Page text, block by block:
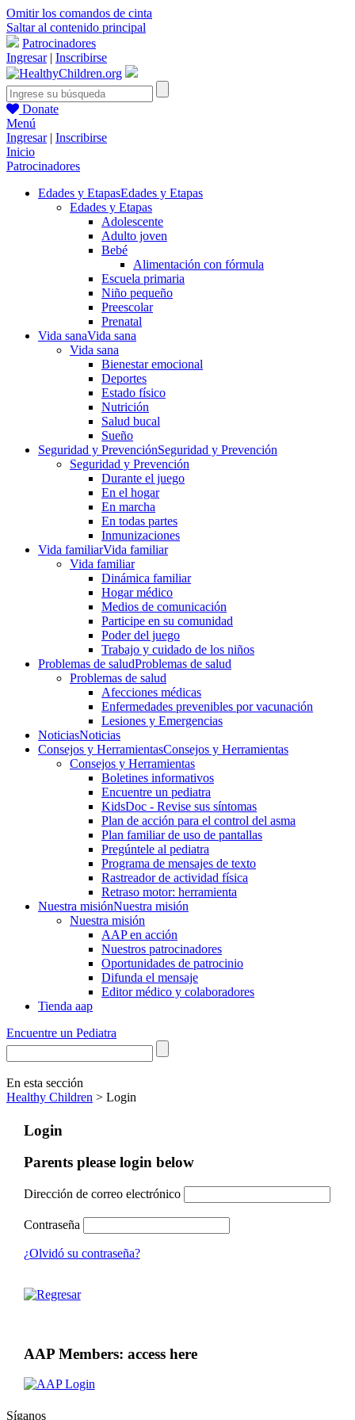
Omitir los comandos de cinta
Saltar al contenido principal
Patrocinadores
Ingresar| Inscribirse
Donate
Menú
Ingresar| Inscribirse
Inicio
Patrocinadores
Edades y EtapasEdades y Etapas
Edades y Etapas
Adolescente
Adulto joven
Bebé
Alimentación con fórmula
Escuela primaria
Niño pequeño
Preescolar
Prenatal
Vida sanaVida sana
Vida sana
Bienestar emocional
Deportes
Estado físico
Nutrición
Salud bucal
Sueño
Seguridad y PrevenciónSeguridad y Prevención
Seguridad y Prevención
Durante el juego
En el hogar
En marcha
En todas partes
Inmunizaciones
Vida familiarVida familiar
Vida familiar
Dinámica familiar
Hogar médico
Medios de comunicación
Participe en su comunidad
Poder del juego
Trabajo y cuidado de los niños
Problemas de saludProblemas de salud
Problemas de salud
Afecciones médicas
Enfermedades prevenibles por vacunación
Lesiones y Emergencias
NoticiasNoticias
Consejos y HerramientasConsejos y Herramientas
Consejos y Herramientas
Boletines informativos
Encuentre un pediatra
KidsDoc - Revise sus síntomas
Plan de acción para el control del asma
Plan familiar de uso de pantallas
Pregúntele al pediatra
Programa de mensajes de texto
Rastre​​ador de activida​d física
Retraso motor: herramienta
Nuestra misiónNuestra misión
Nuestra misión
AAP en acción
Nuestros patrocinadores
Oportunidades de patrocinio
Difunda el mensaje
Editor médico y colaboradores
Tienda aap
Encuentre un Pediatra
En esta sección
Healthy Children > Login
Login
Parents please login below
Dirección de correo electrónico
Contraseña
¿Olvidó su contraseña?
AAP Members: access here
Síganos